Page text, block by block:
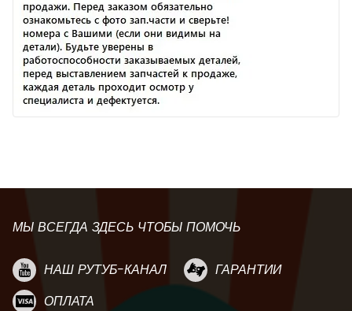
МЫ ВСЕГДА ЗДЕСЬ ЧТОБЫ ПОМОЧЬ
НАШ РУТУБ-КАНАЛ
ГАРАНТИИ
ОПЛАТА